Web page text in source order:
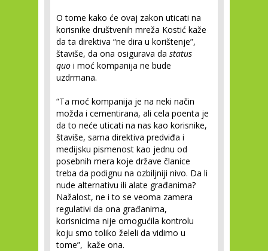
O tome kako će ovaj zakon uticati na
korisnike društvenih mreža Kostić kaže
da ta direktiva “ne dira u korištenje”,
štaviše, da ona osigurava da status
quo i moć kompanija ne bude
uzdrmana.
“Ta moć kompanija je na neki način
možda i cementirana, ali cela poenta je
da to neće uticati na nas kao korisnike,
štaviše, sama direktiva predviđa i
medijsku pismenost kao jednu od
posebnih mera koje države članice
treba da podignu na ozbiljniji nivo. Da li
nude alternativu ili alate građanima?
Nažalost, ne i to se veoma zamera
regulativi da ona građanima,
korisnicima nije omogućila kontrolu
koju smo toliko želeli da vidimo u
tome”, kaže ona.